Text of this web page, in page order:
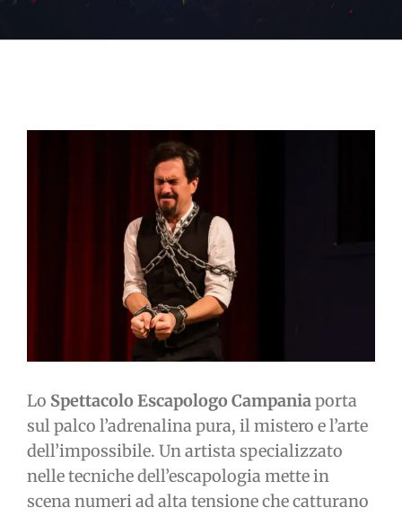
Lo Spettacolo Escapologo Campaniaporta
sul palco l’adrenalina pura, il mistero e l’arte
dell’impossibile. Un artista specializzato
nelle tecniche dell’escapologia mette in
scena numeri ad alta tensione che catturano